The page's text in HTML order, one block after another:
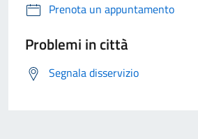
Prenota un appuntamento
Problemi in città
Segnala disservizio